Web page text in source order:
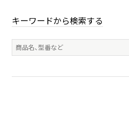
キーワードから検索する